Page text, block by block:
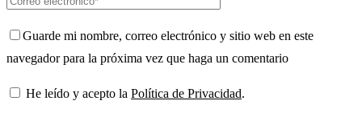
Guarde mi nombre, correo electrónico y sitio web en este
navegador para la próxima vez que haga un comentario
He leído y acepto la Política de Privacidad.